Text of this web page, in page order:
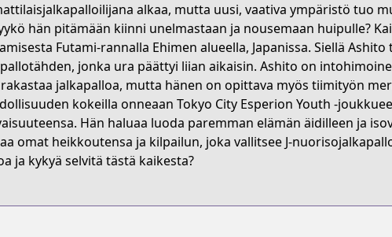
4db0-b448-d9afa3d698f1
B093M9P3ZP
ashi
alkaa, mutta uusi, vaativa ympäristö tuo
hän pitämään kiinni unelmastaan ja nousemaan huipulle?
Futami-rannalla Ehimen alueella, Japanissa. Siellä
jonka ura päättyi liian aikaisin. Ashito on
jalkapalloa, mutta hänen on opittava myös tiimityön
kokeilla onneaan Tokyo City Esperion Youth -
Hän haluaa luoda paremman elämän äidilleen ja
omat heikkoutensa ja kilpailun, joka vallitsee J-
ja kykyä selvitä tästä kaikesta?